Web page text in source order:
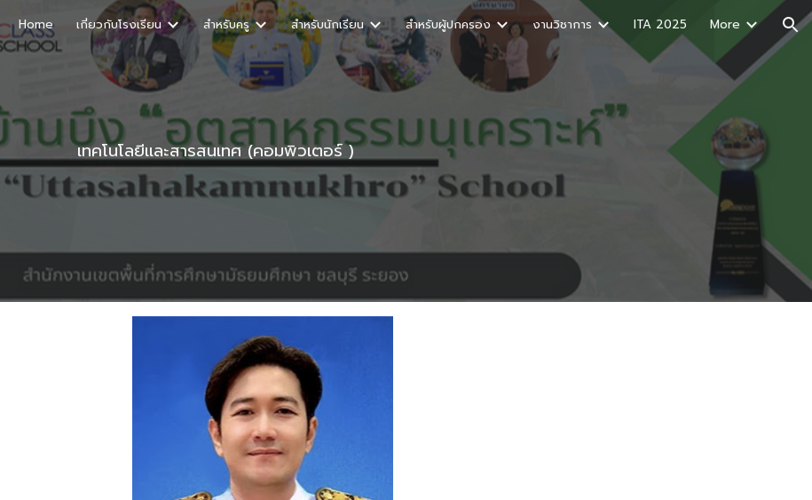
Skip to main content Skip to navigation
Home เกี่ยวกับโรงเรียน สำหรับครู สำหรับนักเรียน สำหรับผู้ปกครอง งานวิชาการ ITA 2025 More
เทคโนโลยีและสารสนเทศ (คอมพิวเตอร์ )